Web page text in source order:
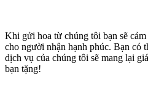
Khi gửi hoa từ chúng tôi bạn sẽ
cho người nhận hạnh phúc. Bạn có
dịch vụ của chúng tôi sẽ mang lại
bạn tặng!